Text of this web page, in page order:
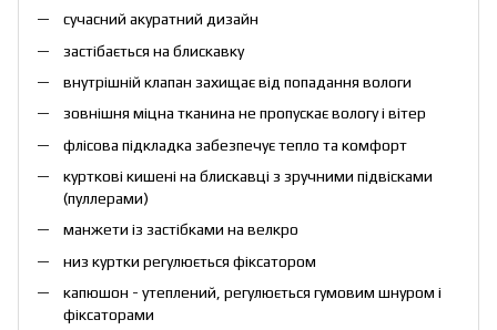
сучасний акуратний дизайн
застібається на блискавку
внутрішній клапан захищає від попадання вологи
зовнішня міцна тканина не пропускає вологу і вітер
флісова підкладка забезпечує тепло та комфорт
курткові кишені на блискавці з зручними підвісками
(пуллерами)
манжети із застібками на велкро
низ куртки регулюється фіксатором
капюшон - утеплений, регулюється гумовим шнуром і
фіксаторами